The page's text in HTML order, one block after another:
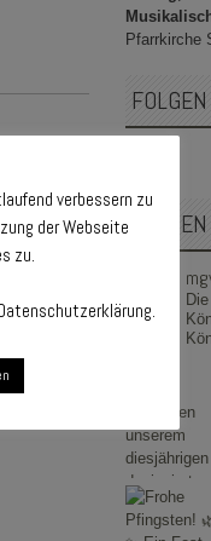
Pfarrkirche
verbessern zu
der Webseite
zu.